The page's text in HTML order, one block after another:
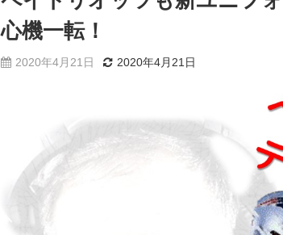
心機一転！
2020年4月21日 2020年4月21日